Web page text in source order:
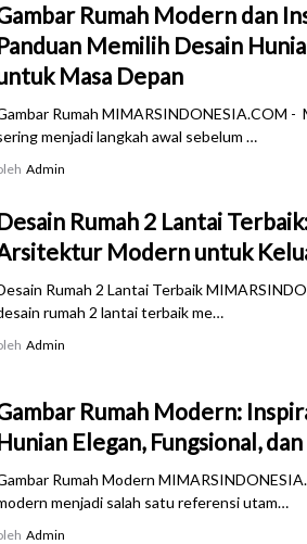
Rumah Modern dan
Memilih Desain
Masa Depan
Rumah MIMARSINDONESIA.COM -
menjadi langkah awal sebelum …
Admin
Rumah 2 Lantai
Modern untuk
Rumah 2 Lantai Terbaik
rumah 2 lantai terbaik me…
Admin
Rumah Modern:
Elegan, Fungsional,
Rumah Modern
menjadi salah satu referensi utam…
Admin